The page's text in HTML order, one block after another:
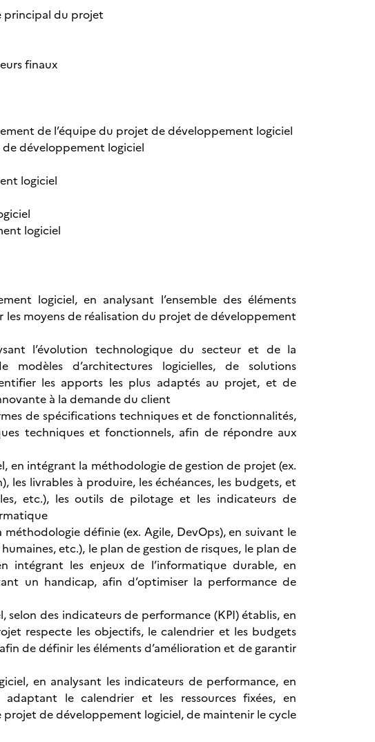
principal du projet
finaux
de l’équipe du projet de développement logiciel
développement logiciel
logiciel
logiciel
logiciel, en analysant l’ensemble des éléments
moyens de réalisation du projet de développement
l’évolution technologique du secteur et de la
modèles d’architectures logicielles, de solutions
les apports les plus adaptés au projet, et de
à la demande du client
de spécifications techniques et de fonctionnalités,
techniques et fonctionnels, afin de répondre aux
intégrant la méthodologie de gestion de projet (ex.
les livrables à produire, les échéances, les budgets, et
etc.), les outils de pilotage et les indicateurs de
définie (ex. Agile, DevOps), en suivant le
etc.), le plan de gestion de risques, le plan de
intégrant les enjeux de l’informatique durable, en
un handicap, afin d’optimiser la performance de
des indicateurs de performance (KPI) établis, en
respecte les objectifs, le calendrier et les budgets
de définir les éléments d’amélioration et de garantir
en analysant les indicateurs de performance, en
le calendrier et les ressources fixées, en
de développement logiciel, de maintenir le cycle